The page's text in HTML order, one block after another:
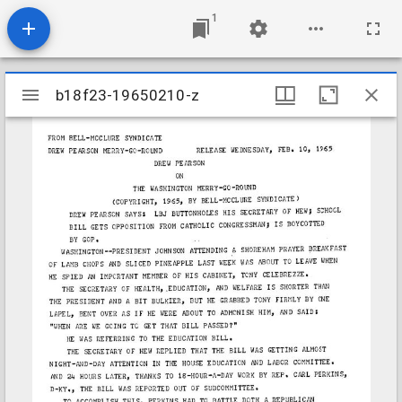
1
Mirador
viewer
b18f23-19650210-z
b18f23-19650210-z